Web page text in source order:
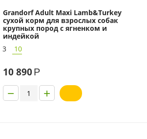
Grandorf Adult Maxi Lamb&Turkey
сухой корм для взрослых собак
крупных пород с ягненком и
индейкой
3
10
10 890Р
+
−